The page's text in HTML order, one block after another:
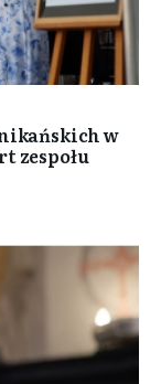
w
zespołu